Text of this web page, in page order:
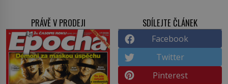
PRÁVĚ V PRODEJI SDÍLEJTE ČLÁNEK
Facebook
Twitter
Pinterest